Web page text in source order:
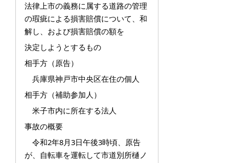
法律上市の義務に属する道路の管理
の瑕疵による損害賠償について、和
解し、および損害賠償の額を
決定しようとするもの
相手方（原告）
兵庫県神戸市中央区在住の個人
相手方（補助参加人）
米子市内に所在する法人
事故の概要
令和2年8月3日午後3時頃、原告
が、自転車を運転して市道別所樋ノ